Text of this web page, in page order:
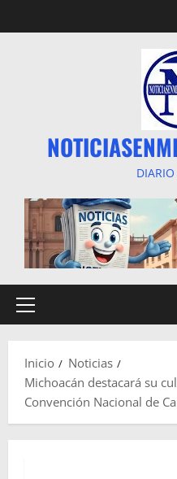
al
Menú
Inicio
Noticias
Michoacán destacará su
Convención Nacional de